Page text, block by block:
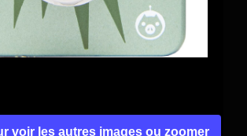
voir les autres images ou zoomer